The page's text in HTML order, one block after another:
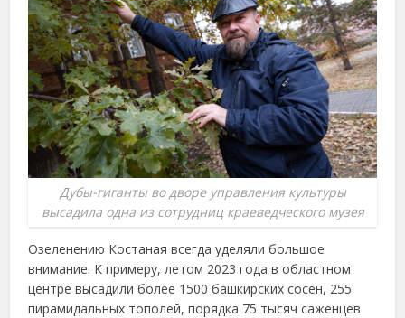
Дубы-гиганты во дворе управления культуры
высадила одна из сотрудниц краеведческого музея
Озеленению Костаная всегда уделяли большое
внимание. К примеру, летом 2023 года в областном
центре высадили более 1500 башкирских сосен, 255
пирамидальных тополей, порядка 75 тысяч саженцев